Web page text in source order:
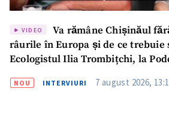
VIDEO
Va rămâne Chișinăul
râurile în Europa și de ce trebuie
Ecologistul Ilia Trombițchi, la
NOU INTERVIURI 7 august 2026,